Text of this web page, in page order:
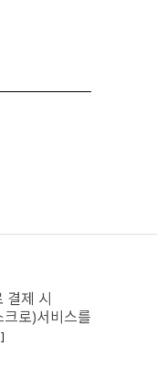
결제 시
로)서비스를